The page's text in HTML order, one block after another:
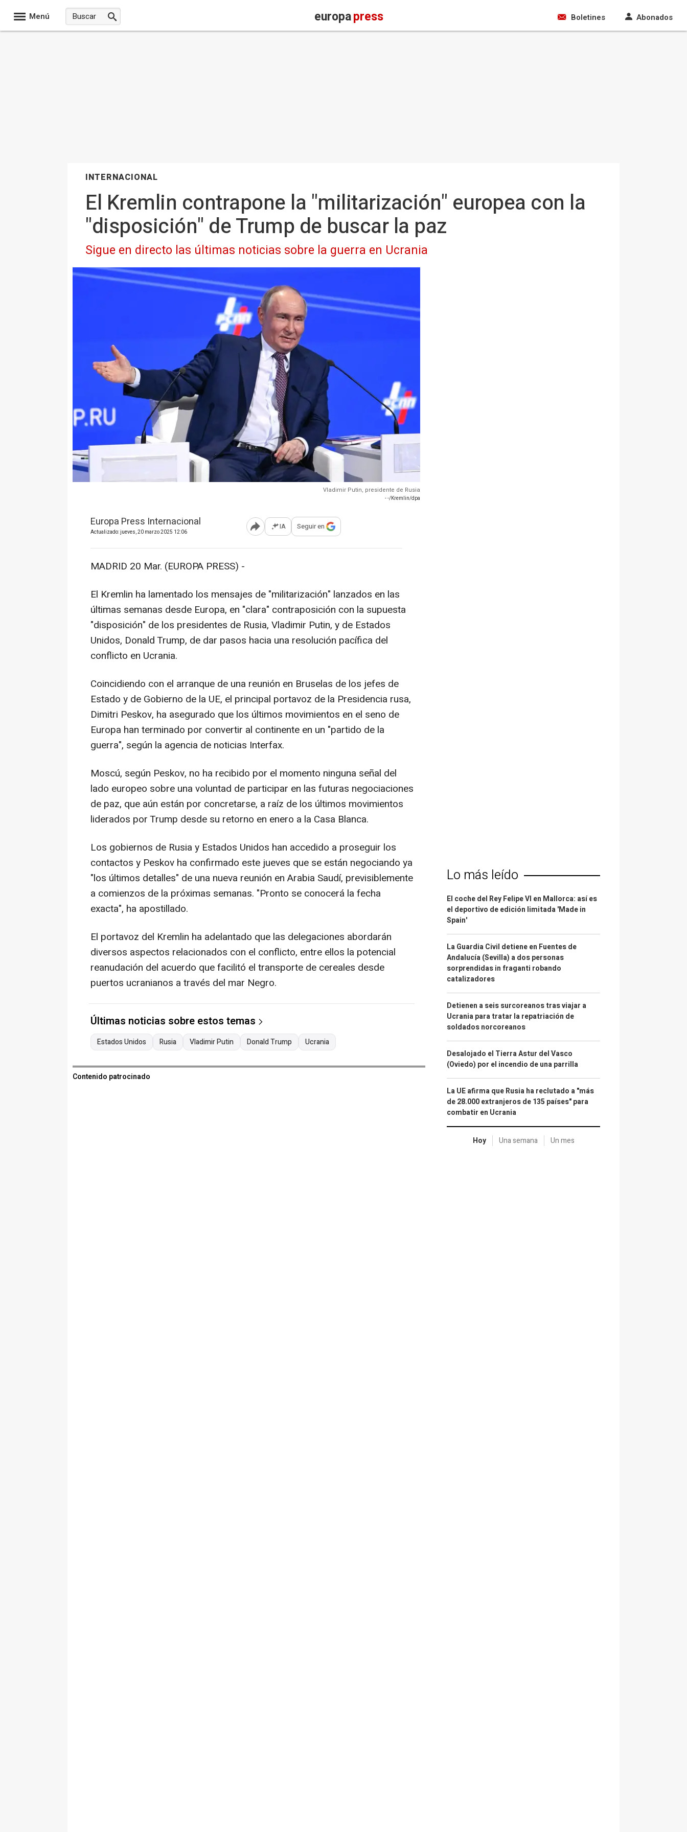
Menú europapress Boletines Abonados
INTERNACIONAL
El Kremlin contrapone la "militarización" europea con la
"disposición" de Trump de buscar la paz
Sigue en directo las últimas noticias sobre la guerra en Ucrania
Vladimir Putin, presidente de Rusia
- -/Kremlin/dpa
Europa Press Internacional
Actualizado: jueves, 20 marzo 2025 12:06 Abrir opciones para compartir
IA Seguir en
MADRID 20 Mar. (EUROPA PRESS) -
El Kremlin ha lamentado los mensajes de "militarización" lanzados en las
últimas semanas desde Europa, en "clara" contraposición con la supuesta
"disposición" de los presidentes de Rusia, Vladimir Putin, y de Estados
Unidos, Donald Trump, de dar pasos hacia una resolución pacífica del
conflicto en Ucrania.
Coincidiendo con el arranque de una reunión en Bruselas de los jefes de
Estado y de Gobierno de la UE, el principal portavoz de la Presidencia rusa,
Dimitri Peskov, ha asegurado que los últimos movimientos en el seno de
Europa han terminado por convertir al continente en un "partido de la
guerra", según la agencia de noticias Interfax.
Moscú, según Peskov, no ha recibido por el momento ninguna señal del
lado europeo sobre una voluntad de participar en las futuras negociaciones
de paz, que aún están por concretarse, a raíz de los últimos movimientos
liderados por Trump desde su retorno en enero a la Casa Blanca.
Los gobiernos de Rusia y Estados Unidos han accedido a proseguir los
contactos y Peskov ha confirmado este jueves que se están negociando ya
"los últimos detalles" de una nueva reunión en Arabia Saudí, previsiblemente
a comienzos de la próximas semanas. "Pronto se conocerá la fecha
exacta", ha apostillado.
El portavoz del Kremlin ha adelantado que las delegaciones abordarán
diversos aspectos relacionados con el conflicto, entre ellos la potencial
reanudación del acuerdo que facilitó el transporte de cereales desde
puertos ucranianos a través del mar Negro.
Últimas noticias sobre estos temas
Estados Unidos Rusia Vladimir Putin Donald Trump Ucrania
Contenido patrocinado
Lo más leído
El coche del Rey Felipe VI en Mallorca: así es
el deportivo de edición limitada 'Made in
Spain'
La Guardia Civil detiene en Fuentes de
Andalucía (Sevilla) a dos personas
sorprendidas in fraganti robando
catalizadores
Detienen a seis surcoreanos tras viajar a
Ucrania para tratar la repatriación de
soldados norcoreanos
Desalojado el Tierra Astur del Vasco
(Oviedo) por el incendio de una parrilla
La UE afirma que Rusia ha reclutado a "más
de 28.000 extranjeros de 135 países" para
combatir en Ucrania
Hoy Una semana Un mes